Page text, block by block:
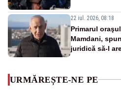
22 iul. 2026, 08:18
Primarul
Mamdani,
juridică să-l
URMĂREȘTE-NE PE